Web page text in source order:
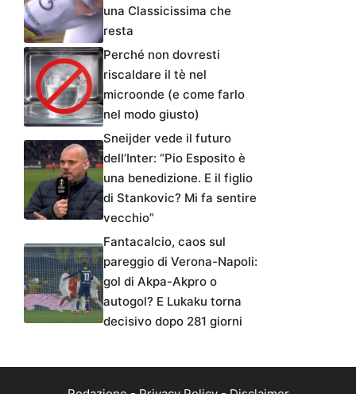
una Classicissima che
resta
Perché non dovresti
riscaldare il tè nel
microonde (e come farlo
nel modo giusto)
Sneijder vede il futuro
dell’Inter: “Pio Esposito è
una benedizione. E il figlio
di Stankovic? Mi fa sentire
vecchio”
Fantacalcio, caos sul
pareggio di Verona-Napoli:
gol di Akpa-Akpro o
autogol? E Lukaku torna
decisivo dopo 281 giorni